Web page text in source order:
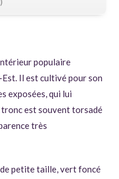
populaire
Est. Il est cultivé pour son
exposées, qui lui
tronc est souvent torsadé
très
petite taille, vert foncé